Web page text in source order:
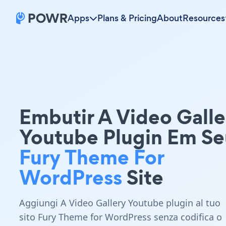
Apps Plans & PricingAboutResources
Embutir A Video
Youtube Plugin Em
Fury Theme For
WordPressSite
Aggiungi A Video Gallery Youtube plugin al tuo
sito Fury Theme for WordPress senza codifica o